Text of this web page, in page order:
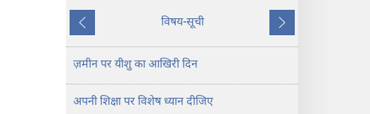
प्रहरीदुर्ग
अध्ययन
संस्करण
15 मार्च,
1999
पिछला
विषय-सूची
अगला
ज़मीन पर यीशु का आखिरी दिन
अपनी शिक्षा पर विशेष ध्यान दीजिए